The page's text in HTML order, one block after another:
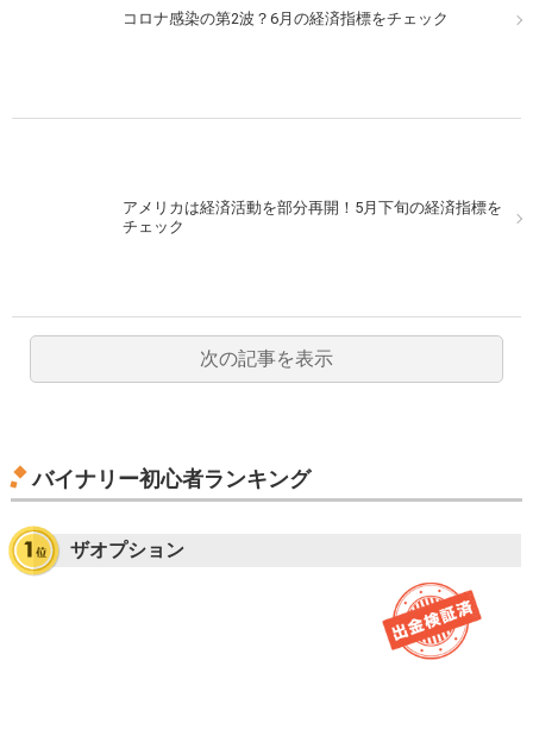
コロナ感染の第2波？6月の経済指標をチェック
アメリカは経済活動を部分再開！5月下旬の経済指標を
チェック
次の記事を表示
バイナリー初心者ランキング
ザオプション